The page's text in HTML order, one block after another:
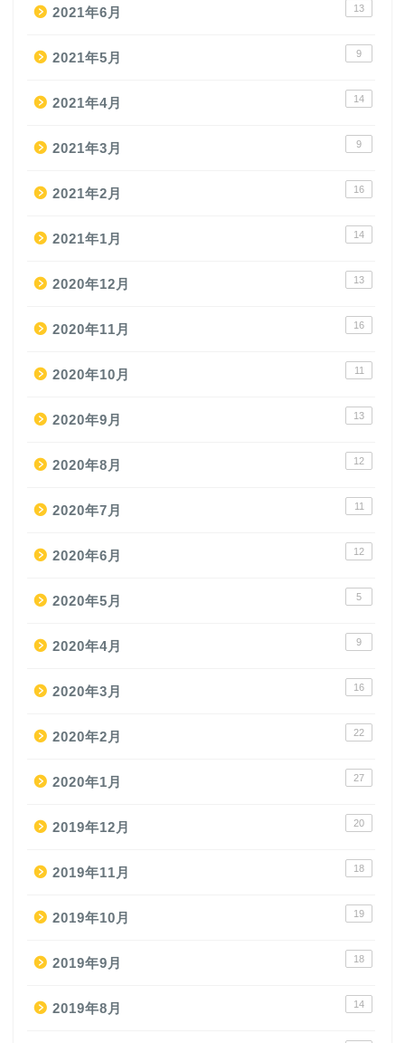
2021年6月 13
2021年5月 9
2021年4月 14
2021年3月 9
2021年2月 16
2021年1月 14
2020年12月 13
2020年11月 16
2020年10月 11
2020年9月 13
2020年8月 12
2020年7月 11
2020年6月 12
2020年5月 5
2020年4月 9
2020年3月 16
2020年2月 22
2020年1月 27
2019年12月 20
2019年11月 18
2019年10月 19
2019年9月 18
2019年8月 14